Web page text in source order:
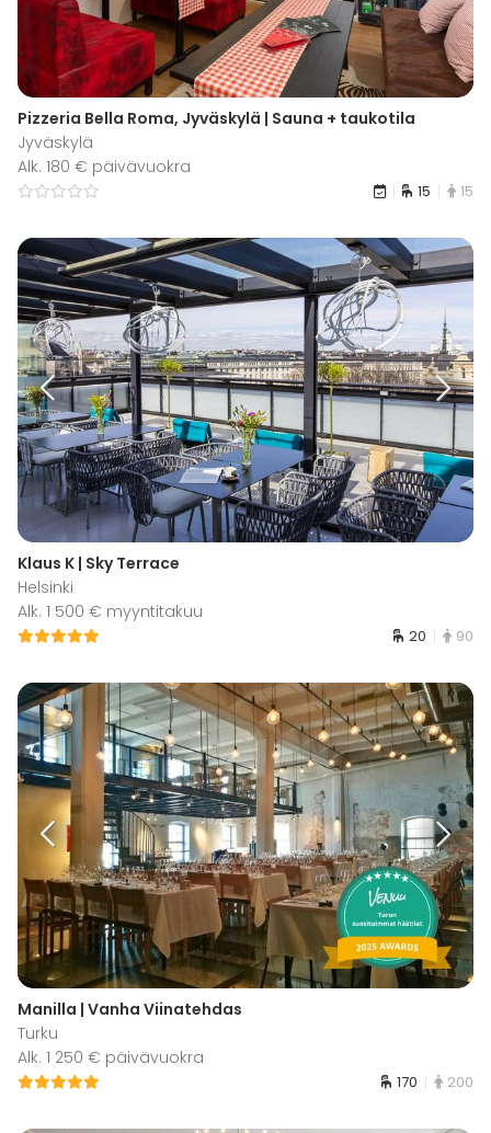
Pizzeria Bella Roma, Jyväskylä | Sauna + taukotila
Jyväskylä
Alk. 180 € päivävuokra
15 15
Klaus K | Sky Terrace
Helsinki
Alk. 1 500 € myyntitakuu
20 90
Manilla | Vanha Viinatehdas
Turku
Alk. 1 250 € päivävuokra
170 200